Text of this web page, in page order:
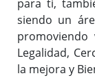
Expedientes
Plan de
para ti,
siendo un
promoviendo
Legalidad,
la mejora y